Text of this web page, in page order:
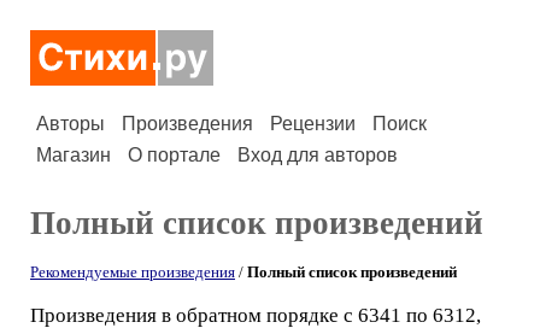
Авторы Произведения Рецензии
Поиск
Магазин
О портале Вход для авторов
Полный список произведений
Рекомендуемые произведения / Полный список произведений
Произведения в обратном порядке с 6341 по 6312,